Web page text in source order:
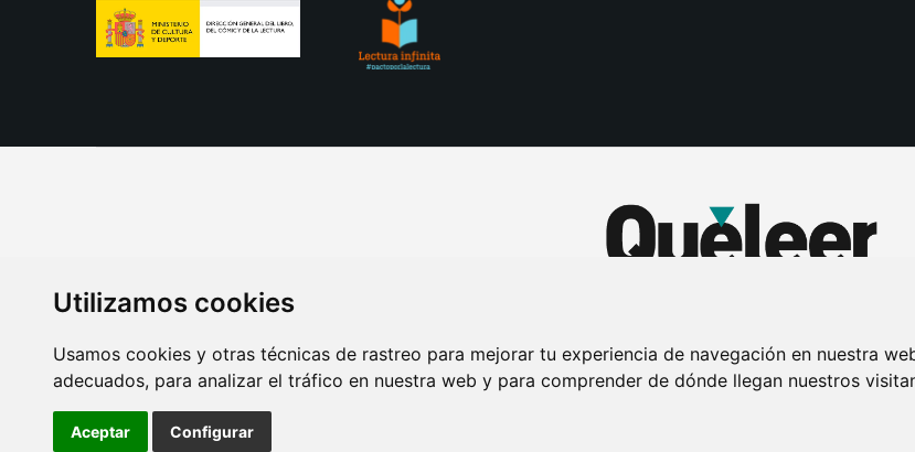
Utilizamos cookies
Usamos cookies y otras técnicas de rastreo para mejorar tu experiencia de navegación en nuestra
adecuados, para analizar el tráfico en nuestra web y para comprender de dónde llegan nuestros
Aceptar Configurar
AVISO LEGAL POLITICA DE COOKIES POLITICA DE PRIVACIDAD PUBLICIDAD EN LA REVISTA QUÉ LEER